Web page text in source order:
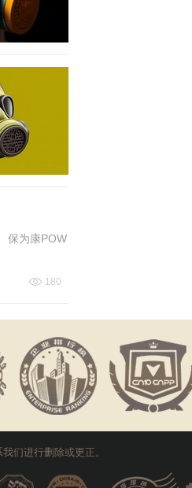
保为康POW
180
们进行删除或更正。